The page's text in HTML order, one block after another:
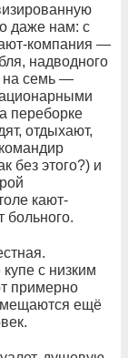
даже нам: с
компания —
надводного
на семь —
переборке
отдыхают,
без этого?) и
кают-
больного.
с низким
примерно
ещё